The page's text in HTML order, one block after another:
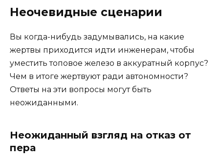
Неочевидные сценарии
Вы когда-нибудь задумывались, на какие
жертвы приходится идти инженерам, чтобы
уместить топовое железо в аккуратный корпус?
Чем в итоге жертвуют ради автономности?
Ответы на эти вопросы могут быть
неожиданными.
Неожиданный взгляд на отказ от
пера